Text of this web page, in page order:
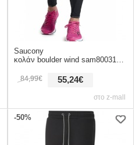
στο z-mall
Saucony
κολάν boulder wind sam800310-bk
55,24€
84,99€
-50%